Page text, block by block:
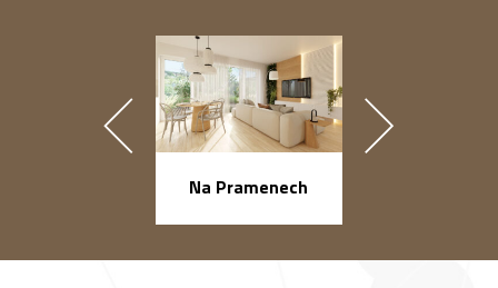
Na Pramenech